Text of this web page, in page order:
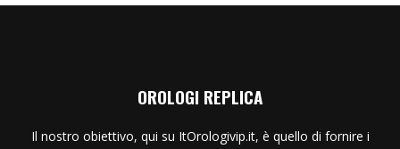
OROLOGI REPLICA
Il nostro obiettivo, qui su ItOrologivip.it, è quello di fornire i